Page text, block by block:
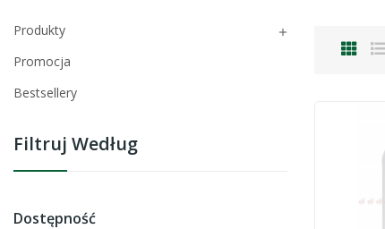
Produkty 
Promocja
Bestsellery
Filtruj Według
Dostępność